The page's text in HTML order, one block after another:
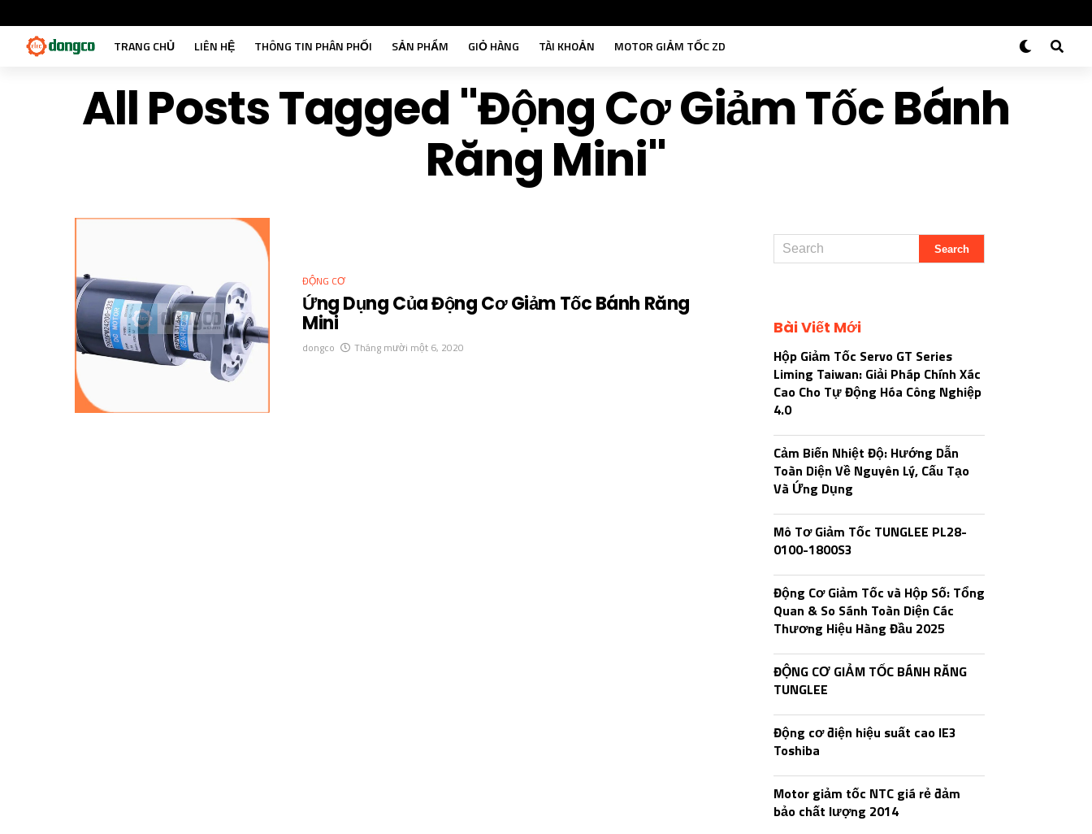
TRANG CHỦ LIÊN HỆ THÔNG TIN PHÂN PHỐI SẢN PHẨM GIỎ HÀNG TÀI KHOẢN MOTOR GIẢM TỐC ZD
All Posts Tagged "động Cơ Giảm Tốc Bánh
Răng Mini"
ĐỘNG CƠ
Ứng Dụng Của Động Cơ Giảm Tốc Bánh Răng
Mini
dongco Tháng mười một 6, 2020
Bài Viết Mới
Hộp Giảm Tốc Servo GT Series
Liming Taiwan: Giải Pháp Chính Xác
Cao Cho Tự Động Hóa Công Nghiệp
4.0
Cảm Biến Nhiệt Độ: Hướng Dẫn
Toàn Diện Về Nguyên Lý, Cấu Tạo
Và Ứng Dụng
Mô Tơ Giảm Tốc TUNGLEE PL28-
0100-1800S3
Động Cơ Giảm Tốc và Hộp Số: Tổng
Quan & So Sánh Toàn Diện Các
Thương Hiệu Hàng Đầu 2025
ĐỘNG CƠ GIẢM TỐC BÁNH RĂNG
TUNGLEE
Động cơ điện hiệu suất cao IE3
Toshiba
Motor giảm tốc NTC giá rẻ đảm
bảo chất lượng 2014